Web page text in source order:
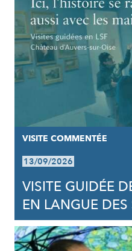
VISITE COMMENTÉE
13/09/2026
VISITE GUIDÉE
EN LANGUE DES